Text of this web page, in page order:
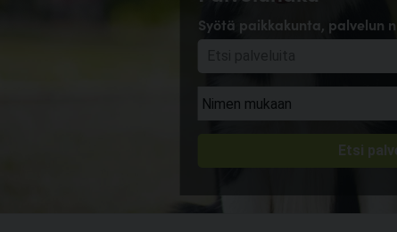
Syötä paikkakunta, palvelun